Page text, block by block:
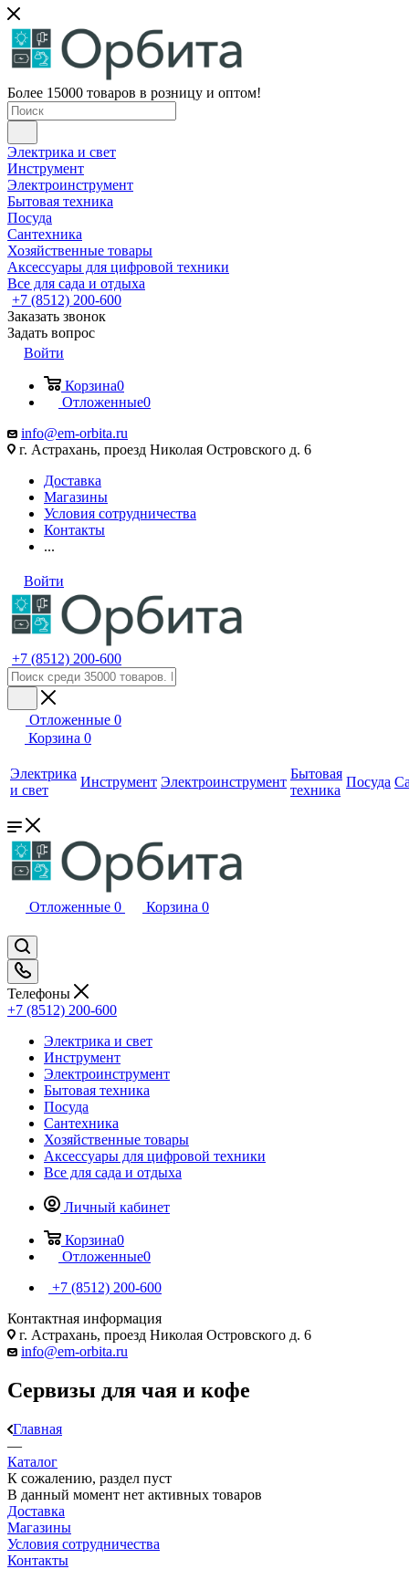
Более 15000 товаров в розницу и оптом!
Электрика и свет
Инструмент
Электроинструмент
Бытовая техника
Посуда
Сантехника
Хозяйственные товары
Аксессуары для цифровой техники
Все для сада и отдыха
+7 (8512) 200-600
Заказать звонок
Задать вопрос
Войти
Корзина0
Отложенные0
info@em-orbita.ru
г. Астрахань, проезд Николая Островского д. 6
Доставка
Магазины
Условия сотрудничества
Контакты
...
Войти
+7 (8512) 200-600
Отложенные 0
Корзина 0
Электрика
и свет
Инструмент Электроинструмент
Бытовая
техника
Посуда
Отложенные 0 Корзина 0
Телефоны
+7 (8512) 200-600
Электрика и свет
Инструмент
Электроинструмент
Бытовая техника
Посуда
Сантехника
Хозяйственные товары
Аксессуары для цифровой техники
Все для сада и отдыха
Личный кабинет
Корзина0
Отложенные0
+7 (8512) 200-600
Контактная информация
г. Астрахань, проезд Николая Островского д. 6
info@em-orbita.ru
Сервизы для чая и кофе
Главная
—
Каталог
К сожалению, раздел пуст
В данный момент нет активных товаров
Доставка
Магазины
Условия сотрудничества
Контакты